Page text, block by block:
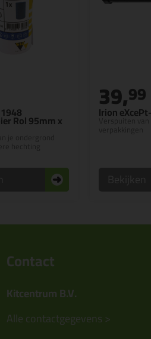
Rol 95mm x
je ondergrond
Irion
Verspuiten
39,99
Contact
Kitcentrum B.V.
Alle contactgegevens >